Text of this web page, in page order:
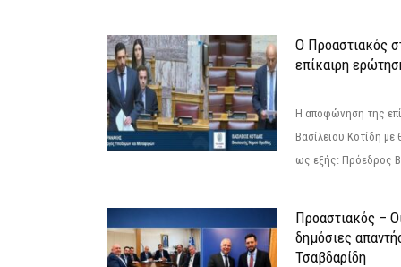
Ο Προαστιακός
επίκαιρη
Η αποφώνηση της
Βασίλειου Κοτίδη με
ως εξής: Πρόεδρος
Προαστιακός –
δημόσιες
Τσαβδαρίδη